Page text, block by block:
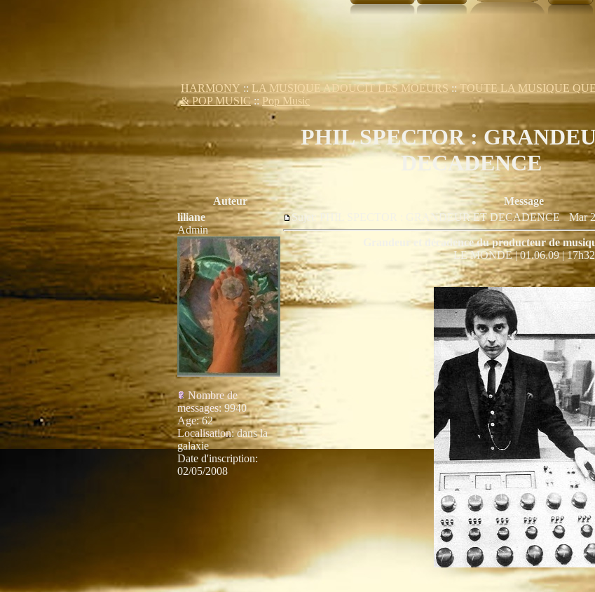
HARMONY :: LA MUSIQUE ADOUCIT LES MOEURS :: TOUTE LA MUSIQUE
& POP MUSIC :: Pop Music
PHIL SPECTOR :
DECADENCE
Auteur
Message
liliane
Admin
Nombre de
messages: 9940
Age:62
Localisation:dans la
galaxie
Date d'inscription:
02/05/2008
Sujet: PHIL SPECTOR : GRANDEUR ET DECADENCEMar
Grandeur et décadence du producteur de
LE MONDE | 01.06.09 | 17h32